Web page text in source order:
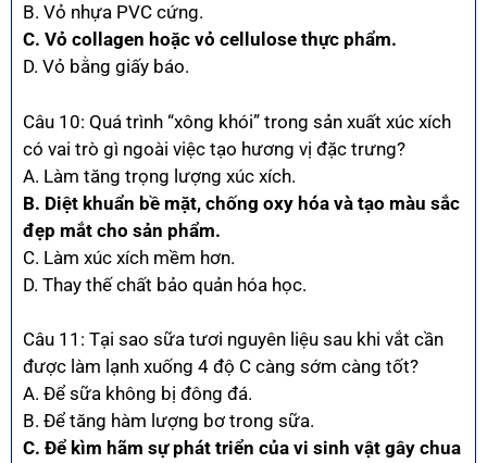
B. Vỏ nhựa PVC cứng.
C. Vỏ collagen hoặc vỏ cellulose thực phẩm.
D. Vỏ bằng giấy báo.
Câu 10: Quá trình “xông khói” trong sản xuất xúc xích
có vai trò gì ngoài việc tạo hương vị đặc trưng?
A. Làm tăng trọng lượng xúc xích.
B. Diệt khuẩn bề mặt, chống oxy hóa và tạo màu sắc
đẹp mắt cho sản phẩm.
C. Làm xúc xích mềm hơn.
D. Thay thế chất bảo quản hóa học.
Câu 11: Tại sao sữa tươi nguyên liệu sau khi vắt cần
được làm lạnh xuống 4 độ C càng sớm càng tốt?
A. Để sữa không bị đông đá.
B. Để tăng hàm lượng bơ trong sữa.
C. Để kìm hãm sự phát triển của vi sinh vật gây chua